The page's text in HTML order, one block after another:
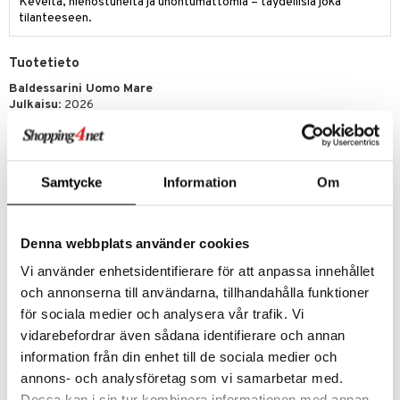
Samtycke Information Om
Denna webbplats använder cookies
Vi använder enhetsidentifierare för att anpassa innehållet
och annonserna till användarna, tillhandahålla funktioner
för sociala medier och analysera vår trafik. Vi
vidarebefordrar även sådana identifierare och annan
information från din enhet till de sociala medier och
annons- och analysföretag som vi samarbetar med.
tilanteeseen.
Tuotetieto
Baldessarini Uomo Mare
Julkaisu: 2026
Anna itsesi lumoutua kesän taikuudesta Baldessarini UOMO MARE -
ajatukset Italian auringon suutelemiin rantoihin ja kristallinkirkkaaseen
Välimereen. Tässä yhdistyvät vapaus ja eleganssi vastustamattomalla
tavalla – kuin viileä merituuli lämpimällä iholla.
sitruunan ja kimaltelevan suolakiteen vivahteilla. Sydämessä
odottavat merelliset sävyt, laventeli ja pelargoni – virkistävä ja
elegantti sekoitus, joka heijastaa meren syvyyttä ja luonnon
puhtautta. Pohjalla oleva setripuu, sammal ja santelipuu antavat
voimakkaan, maskuliinisen lopetuksen syvyydellä ja luonteella.
Ylävivahteet: bergamotti, suolakide, sitruuna
Sydänvivahteet: merelliset sävyt, laventeli, pelargoni
Pohjavivahteet
: setripuu, sammal, santelipuu